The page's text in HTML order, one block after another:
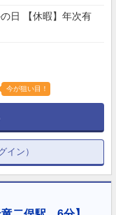
日 【休暇】年次有
今が狙い目！
イン）